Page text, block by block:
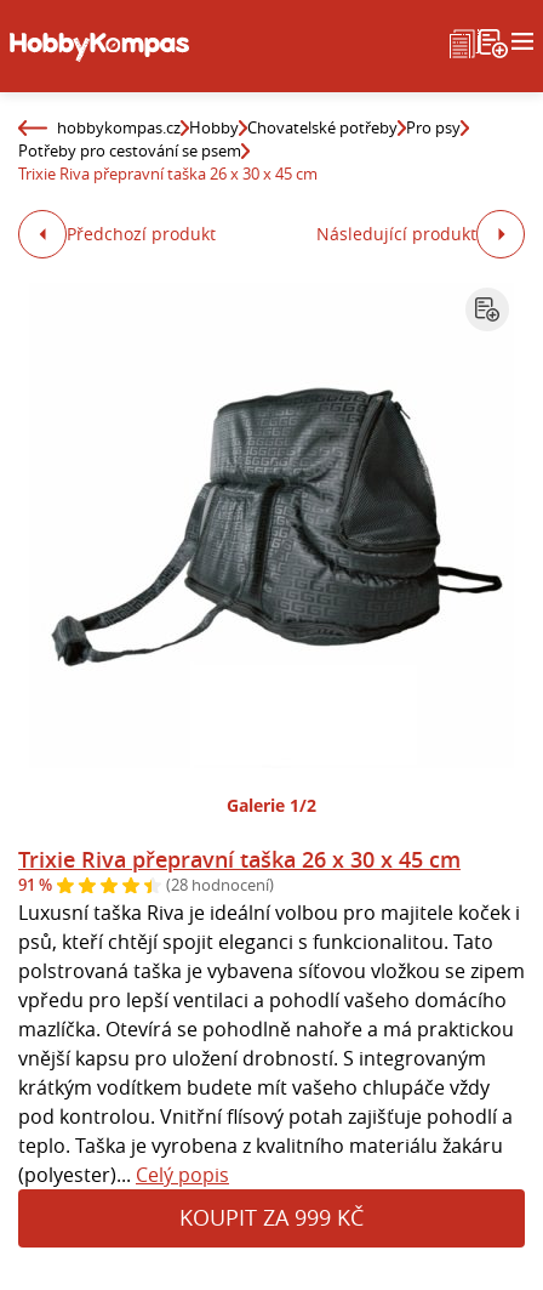
hobbykompas.cz Hobby Chovatelské potřeby Pro psy
Potřeby pro cestování se psem
Trixie Riva přepravní taška 26 x 30 x 45 cm
Předchozí produkt Následující produkt
Galerie 1/2
Trixie Riva přepravní taška 26 x 30 x 45 cm
91 % (28 hodnocení)
Luxusní taška Riva je ideální volbou pro majitele koček i
psů, kteří chtějí spojit eleganci s funkcionalitou. Tato
polstrovaná taška je vybavena síťovou vložkou se zipem
vpředu pro lepší ventilaci a pohodlí vašeho domácího
mazlíčka. Otevírá se pohodlně nahoře a má praktickou
vnější kapsu pro uložení drobností. S integrovaným
krátkým vodítkem budete mít vašeho chlupáče vždy
pod kontrolou. Vnitřní flísový potah zajišťuje pohodlí a
teplo. Taška je vyrobena z kvalitního materiálu žakáru
(polyester)... Celý popis
KOUPIT ZA 999 KČ